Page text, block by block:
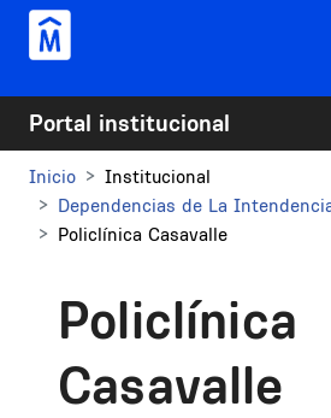
Pasar al contenido principal
Portal institucional
Inicio
Institucional
Dependencias de La
Policlínica Casavalle
Policlínica
Casavalle